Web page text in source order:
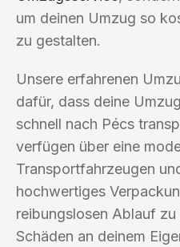
um deinen Umzug so
zu gestalten.
Unsere erfahrenen
dafür, dass deine
schnell nach Pécs
verfügen über eine
Transportfahrzeugen
hochwertiges
reibungslosen Ablauf
Schäden an deinem